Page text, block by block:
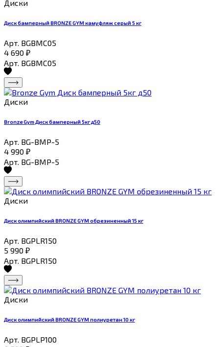
Диски
Диск бамперный BRONZE GYM камуфляж серый 5 кг
Арт. BGBMC05
4 690 ₽
Арт. BGBMC05
Диски
Bronze Gym Диск бамперный 5кг д50
Арт. BG-BMP-5
4 990 ₽
Арт. BG-BMP-5
Диски
Диск олимпийский BRONZE GYM обрезиненный 15 кг
Арт. BGPLR150
5 990 ₽
Арт. BGPLR150
Диски
Диск олимпийский BRONZE GYM полиуретан 10 кг
Арт. BGPLP100